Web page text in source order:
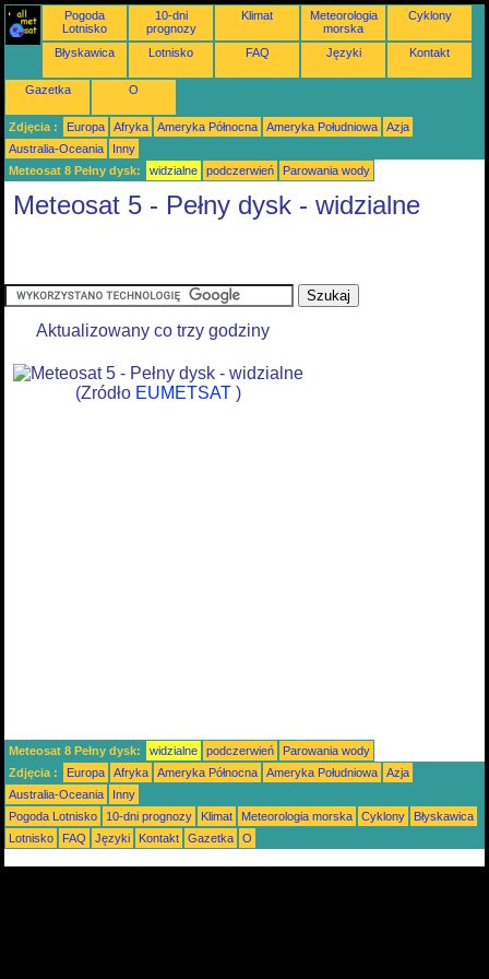
Pogoda
Lotnisko
10-dni
prognozy
Klimat
Meteorologia
morska
Cyklony
Błyskawica Lotnisko FAQ Języki Kontakt
Gazetka O
Zdjęcia : Europa Afryka Ameryka Północna Ameryka Południowa
Azja
Australia-Oceania
Inny
Meteosat 8 Pełny dysk:
widzialne podczerwień Parowania wody
Meteosat 5 - Pełny dysk - widzialne
Aktualizowany co trzy godziny
(Zródło EUMETSAT )
Meteosat 8 Pełny dysk: widzialne podczerwień
Parowania wody
Zdjęcia :
Europa Afryka Ameryka Północna Ameryka Południowa
Azja
Australia-Oceania
Inny
Pogoda Lotnisko
10-dni prognozy Klimat Meteorologia morska Cyklony
Błyskawica
Lotnisko
FAQ Języki Kontakt Gazetka O